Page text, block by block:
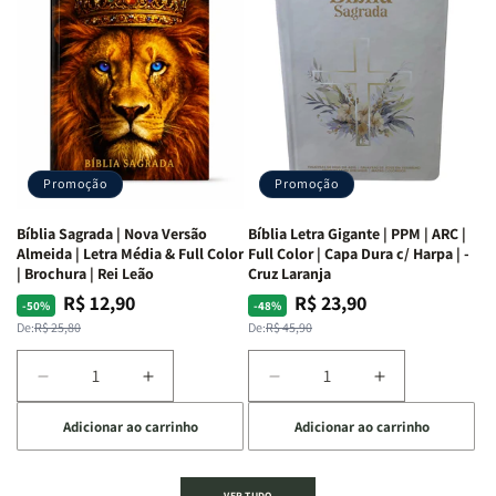
Mulheres
da
Bíblia
Isabelle
S.
Alves
Mulheres
da
Bíblia
|
Isabelle
S.
Alves
Livro
por
Livro
um
panorama
completo
dos
66
da
Bíblia
Equipe
teológica
Penkal
Livro
-
um
panorama
completo
dos
da
Bíblia
Penkal
Promoção
Bíblia Sagrada | Nova Versão
Almeida | Letra Média & Full Color
| Brochura | Rei Leão
-50%
Preço
normal
De:R$ 25,80
Preço
promocional
R$ 12,90
Diminuir
a
quantidade
de
Aumentar
a
quantidade
de
Bíblia
Adicionar ao carrinho
Promoção
Bíblia Letra Gigante | PPM | ARC |
Full Color | Capa Dura c/ Harpa | -
Cruz Laranja
-48%
Preço
normal
De:R$ 45,90
Preço
promocional
R$ 23,90
Diminuir
a
quantidade
de
Bíblia
Aumentar
a
quantidade
de
Adicionar ao carrinho